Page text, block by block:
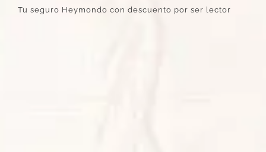
Tu seguro Heymondo con descuento por ser lector